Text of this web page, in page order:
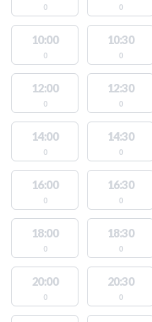
0 0
10:00
0
10:30
0
12:00
0
12:30
0
14:00
0
14:30
0
16:00
0
16:30
0
18:00
0
18:30
0
20:00
0
20:30
0